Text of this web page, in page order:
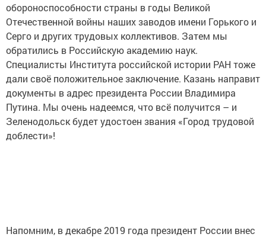
обороноспособности страны в годы Великой
Отечественной войны наших заводов имени Горького и
Серго и других трудовых коллективов. Затем мы
обратились в Российскую академию наук.
Специалисты Института российской истории РАН тоже
дали своё положительное заключение. Казань направит
документы в адрес президента России Владимира
Путина. Мы очень надеемся, что всё получится – и
Зеленодольск будет удостоен звания «Город трудовой
доблести»!
Напомним, в декабре 2019 года президент России внес